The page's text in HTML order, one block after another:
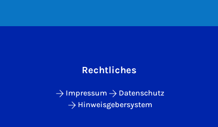
Rechtliches
Impressum
Datenschutz
Hinweisgebersystem